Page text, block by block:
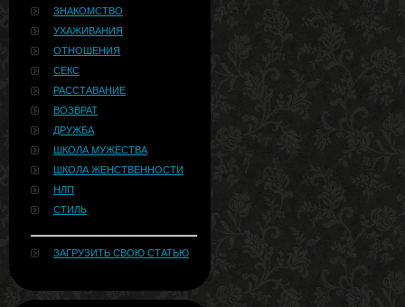
ЗНАКОМСТВО
УХАЖИВАНИЯ
ОТНОШЕНИЯ
СЕКС
РАССТАВАНИЕ
ВОЗВРАТ
ДРУЖБА
ШКОЛА МУЖЕСТВА
ШКОЛА ЖЕНСТВЕННОСТИ
НЛП
СТИЛЬ
ЗАГРУЗИТЬ СВОЮ СТАТЬЮ